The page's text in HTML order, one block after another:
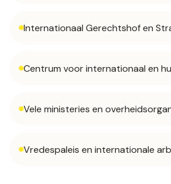
Internationaal Gerechtshof en
Centrum voor internationaal en
Vele ministeries en
Vredespaleis en internationale